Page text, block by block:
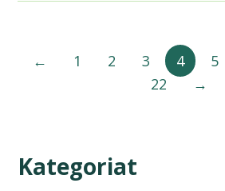
← 1 2 3 4 5
22
→
Kategoriat